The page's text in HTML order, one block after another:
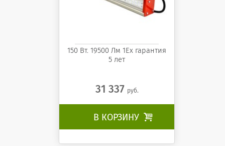
150 Вт. 19500 Лм 1Ех гарантия
5 лет
31 337 руб.
В КОРЗИНУ 